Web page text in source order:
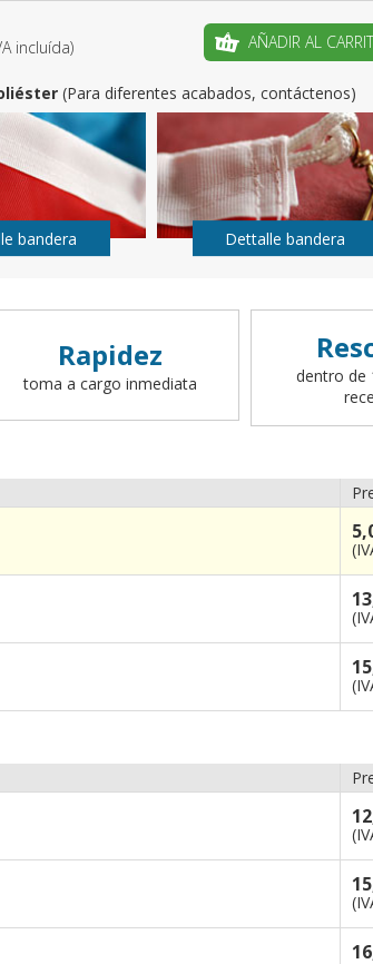
incluída) AÑADIR AL
(Para diferentes acabados, contáctenos)
bandera Dettalle bandera
Rapidez
toma a cargo inmediata
dentro de